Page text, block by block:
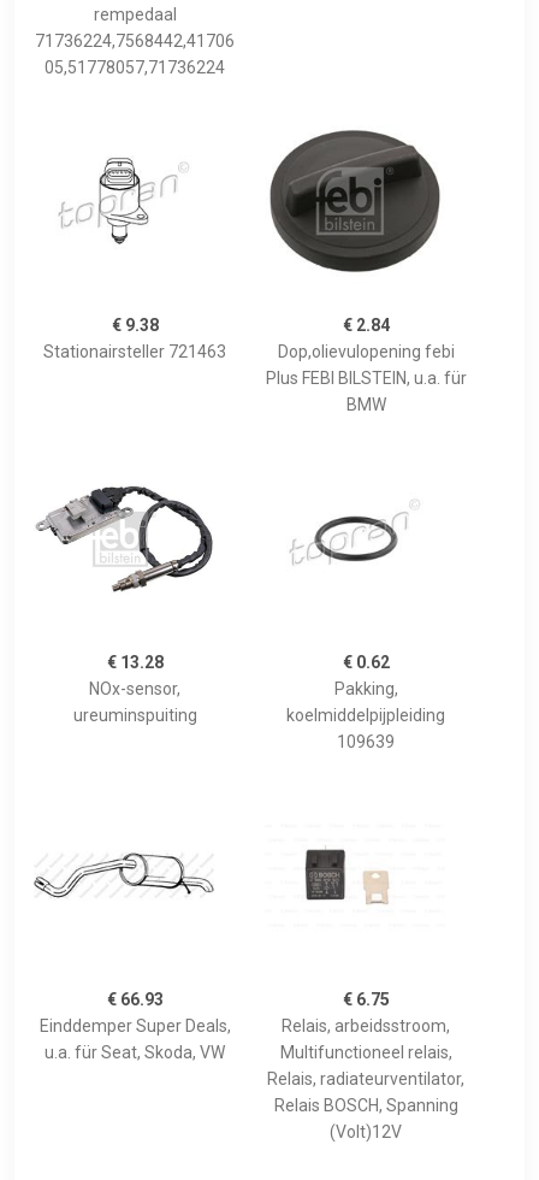
rempedaal
71736224,7568442,41706
05,51778057,71736224
€ 9.38
Stationairsteller 721463
€ 2.84
Dop,olievulopening febi
Plus FEBI BILSTEIN, u.a. für
BMW
€ 13.28
NOx-sensor,
ureuminspuiting
€ 0.62
Pakking,
koelmiddelpijpleiding
109639
€ 66.93
Einddemper Super Deals,
u.a. für Seat, Skoda, VW
€ 6.75
Relais, arbeidsstroom,
Multifunctioneel relais,
Relais, radiateurventilator,
Relais BOSCH, Spanning
(Volt)12V